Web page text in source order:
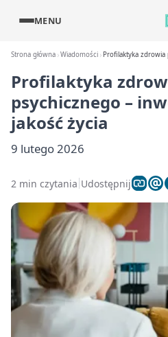
MENU
Strona główna Wiadomości Profilaktyka zdrowia
Profilaktyka
psychicznego –
jakość życia
9 lutego 2026
2 min czytania Udostępnij